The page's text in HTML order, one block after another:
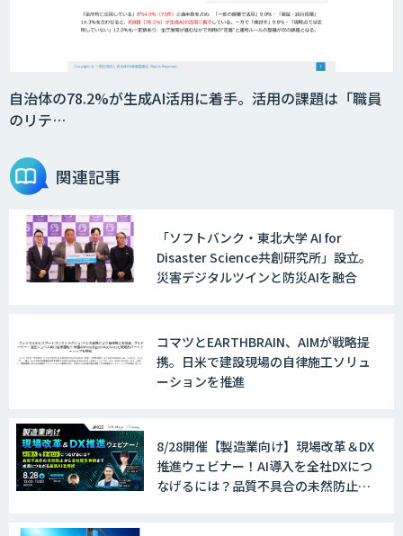
自治体の78.2%が生成AI活用に着手。活用の課題は「職員
のリテ…
関連記事
「ソフトバンク・東北大学 AI for
Disaster Science共創研究所」設立。
災害デジタルツインと防災AIを融合
コマツとEARTHBRAIN、AIMが戦略提
携。日米で建設現場の自律施工ソリュ
ーションを推進
8/28開催【製造業向け】現場改革＆DX
推進ウェビナー！AI導入を全社DXにつ
なげるには？品質不具合の未然防止か